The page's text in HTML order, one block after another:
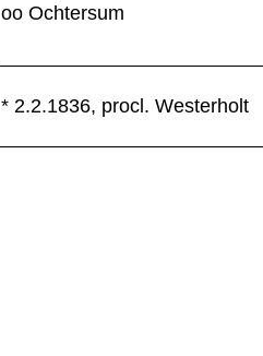
oo Ochtersum
* 2.2.1836, procl. Westerholt